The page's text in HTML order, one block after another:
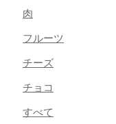
肉
フルーツ
チーズ
チョコ
すべて